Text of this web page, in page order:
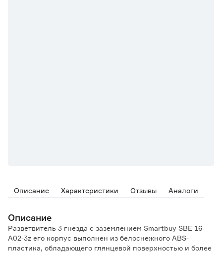
Описание Характеристики Отзывы Аналоги
Описание
Разветвитель 3 гнезда с заземлением Smartbuy SBE-16-
A02-3z его корпус выполнен из белоснежного ABS-
пластика, обладающего глянцевой поверхностью и более